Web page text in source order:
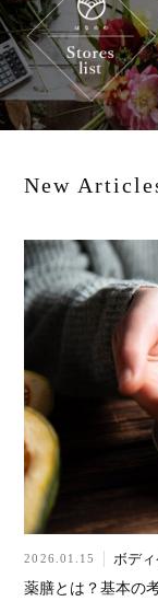
New
2026.01.15
ボデ
薬膳とは？基本の